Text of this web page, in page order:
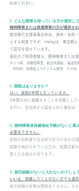
わせください。
2 . どんな障害を持っている方が通所し
精神障害または発達障害の方が通所され
就労移行支援事業自体は、身体・知的
とする制度ですが、merayは、東京都
て認可を受けています。
現在のご利用者様も、精神障害または
※うつ病、双極性障害、統合失調症、強迫性
ADHD、自閉症スペクトラム障害 その他
3 . 期限はありますか？
はい、原則2年間となっています。
2年間の内に就職することを目標とし
を行い、自治体から認められた場合は
4 . 精神障害者保健福祉手帳がないと通
必要ありません。
医師の診断書や自治体の許可があれば
就職を検討されている方は、就職活動
要となる場合があります。
5 . 就労経験がないと入れないのでしょ
いいえ、
就職したことのない方でも通所
就労経験の有無は関係ありません。も